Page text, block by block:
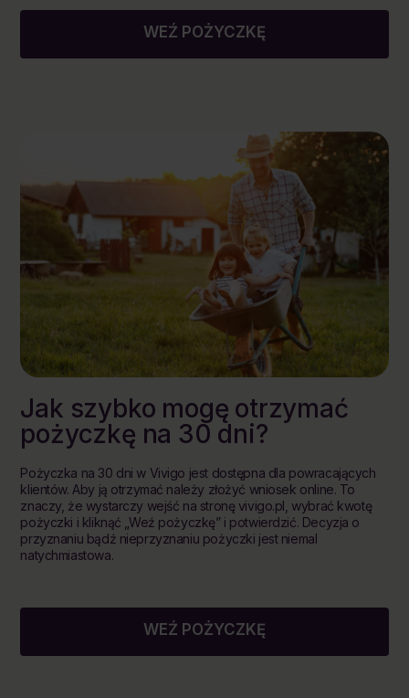
WEŹ POŻYCZKĘ
Jak szybko mogę otrzymać
pożyczkę na 30 dni?
Pożyczka na 30 dni w Vivigo jest dostępna dla powracających
klientów. Aby ją otrzymać należy złożyć wniosek online. To
znaczy, że wystarczy wejść na stronę vivigo.pl, wybrać kwotę
pożyczki i kliknąć „Weź pożyczkę” i potwierdzić. Decyzja o
przyznaniu bądź nieprzyznaniu pożyczki jest niemal
natychmiastowa.
WEŹ POŻYCZKĘ